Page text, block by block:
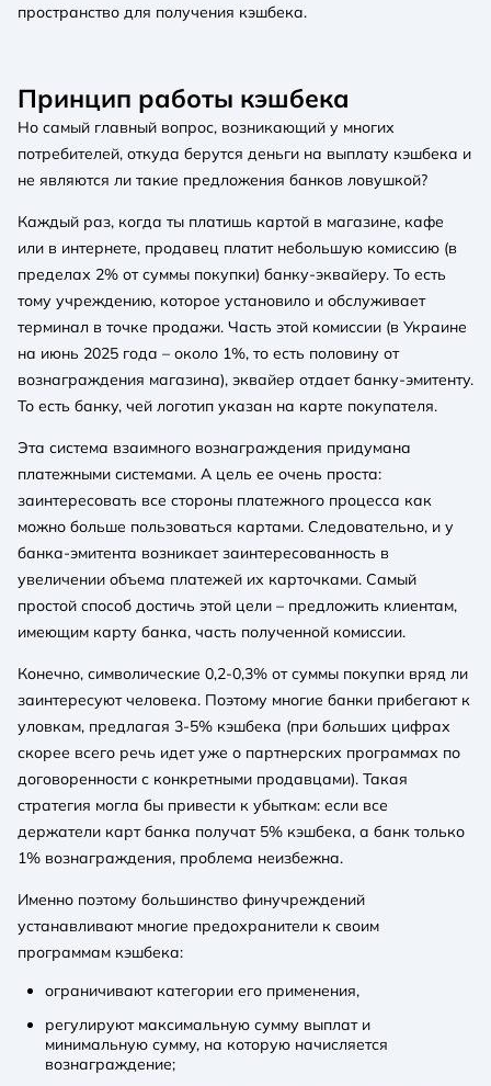
пространство для получения кэшбека.
Принцип работы кэшбека
Но самый главный вопрос, возникающий у многих
потребителей, откуда берутся деньги на выплату кэшбека и
не являются ли такие предложения банков ловушкой?
Каждый раз, когда ты платишь картой в магазине, кафе
или в интернете, продавец платит небольшую комиссию (в
пределах 2% от суммы покупки) банку-эквайеру. То есть
тому учреждению, которое установило и обслуживает
терминал в точке продажи. Часть этой комиссии (в Украине
на июнь 2025 года – около 1%, то есть половину от
вознаграждения магазина), эквайер отдает банку-эмитенту.
То есть банку, чей логотип указан на карте покупателя.
Эта система взаимного вознаграждения придумана
платежными системами. А цель ее очень проста:
заинтересовать все стороны платежного процесса как
можно больше пользоваться картами. Следовательно, и у
банка-эмитента возникает заинтересованность в
увеличении объема платежей их карточками. Самый
простой способ достичь этой цели – предложить клиентам,
имеющим карту банка, часть полученной комиссии.
Конечно, символические 0,2-0,3% от суммы покупки вряд ли
заинтересуют человека. Поэтому многие банки прибегают к
уловкам, предлагая 3-5% кэшбека (при больших цифрах
скорее всего речь идет уже о партнерских программах по
договоренности с конкретными продавцами). Такая
стратегия могла бы привести к убыткам: если все
держатели карт банка получат 5% кэшбека, а банк только
1% вознаграждения, проблема неизбежна.
Именно поэтому большинство финучреждений
устанавливают многие предохранители к своим
программам кэшбека:
ограничивают категории его применения,
регулируют максимальную сумму выплат и
минимальную сумму, на которую начисляется
вознаграждение;